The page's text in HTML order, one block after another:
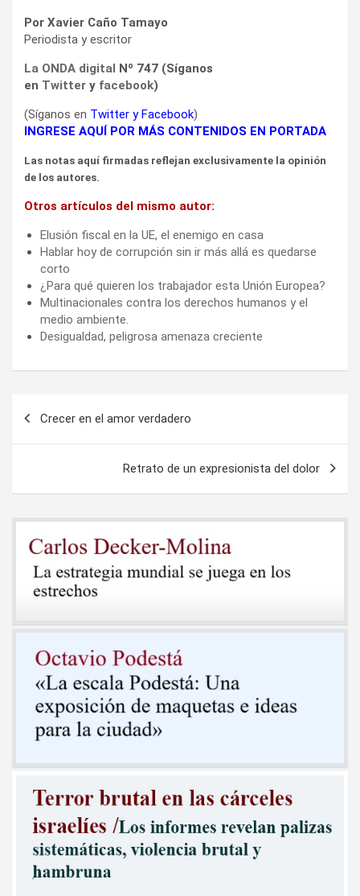
Por Xavier Caño Tamayo
Periodista y escritor
La ONDA digital Nº 747 (Síganos
en Twitter y facebook)
(Síganos en Twitter yFacebook)
INGRESE AQUÍ POR MÁS CONTENIDOS EN PORTADA
Las notas aquí firmadas reflejan exclusivamente la opinión
de los autores.
Otros artículos del mismo autor:
Elusión fiscal en la UE, el enemigo en casa
Hablar hoy de corrupción sin ir más allá es quedarse
corto
¿Para qué quieren los trabajador esta Unión Europea?
Multinacionales contra los derechos humanos y el
medio ambiente.
Desigualdad, peligrosa amenaza creciente
Crecer en el amor verdadero
Retrato de un expresionista del dolor